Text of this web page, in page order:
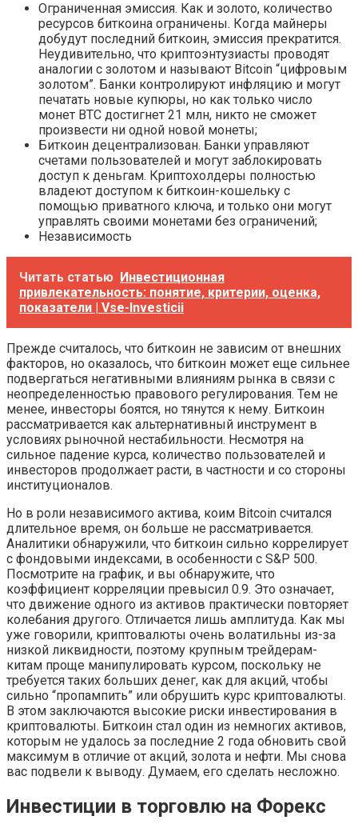
Ограниченная эмиссия. Как и золото, количество
ресурсов биткоина ограничены. Когда майнеры
добудут последний биткоин, эмиссия прекратится.
Неудивительно, что криптоэнтузиасты проводят
аналогии с золотом и называют Bitcoin “цифровым
золотом”. Банки контролируют инфляцию и могут
печатать новые купюры, но как только число
монет BTC достигнет 21 млн, никто не сможет
произвести ни одной новой монеты;
Биткоин децентрализован. Банки управляют
счетами пользователей и могут заблокировать
доступ к деньгам. Криптохолдеры полностью
владеют доступом к биткоин-кошельку с
помощью приватного ключа, и только они могут
управлять своими монетами без ограничений;
Независимость
Читать статью Инвестиционная
привлекательность: понятие, критерии, оценка,
показатели | Vse-Investicii
Прежде считалось, что биткоин не зависим от внешних
факторов, но оказалось, что биткоин может еще сильнее
подвергаться негативными влияниям рынка в связи с
неопределенностью правового регулирования. Тем не
менее, инвесторы боятся, но тянутся к нему. Биткоин
рассматривается как альтернативный инструмент в
условиях рыночной нестабильности. Несмотря на
сильное падение курса, количество пользователей и
инвесторов продолжает расти, в частности и со стороны
институционалов.
Но в роли независимого актива, коим Bitcoin считался
длительное время, он больше не рассматривается.
Аналитики обнаружили, что биткоин сильно коррелирует
с фондовыми индексами, в особенности с S&P 500.
Посмотрите на график, и вы обнаружите, что
коэффициент корреляции превысил 0.9. Это означает,
что движение одного из активов практически повторяет
колебания другого. Отличается лишь амплитуда. Как мы
уже говорили, криптовалюты очень волатильны из-за
низкой ликвидности, поэтому крупным трейдерам-
китам проще манипулировать курсом, поскольку не
требуется таких больших денег, как для акций, чтобы
сильно “пропампить” или обрушить курс криптовалюты.
В этом заключаются высокие риски инвестирования в
криптовалюты. Биткоин стал один из немногих активов,
которым не удалось за последние 2 года обновить свой
максимум в отличие от акций, золота и нефти. Мы снова
вас подвели к выводу. Думаем, его сделать несложно.
Инвестиции в торговлю на Форекс